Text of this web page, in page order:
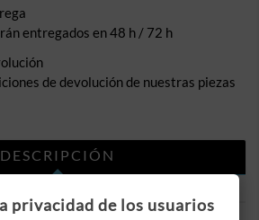
entregados en 48 h / 72 h
de devolución de nuestras piezas
DESCRIPCIÓN
privacidad de los usuarios